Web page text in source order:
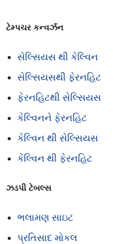
ટેમ્પચર કન્વર્ઝન
સેલ્સિયસ થી કેલ્વિન
સેલ્સિયસથી ફેરનહિટ
ફેરનહિટથી સેલ્સિયસ
કેલ્વિનને ફેરનહિટ
કેલ્વિન થી સેલ્સિયસ
કેલ્વિન થી ફેરનહિટ
ઝડપી ટેબલ્સ
ભલામણ સાઇટ
પ્રતિસાદ મોકલ